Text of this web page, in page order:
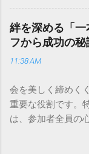
通運は企業間物流
向けの宅配サービ
目的に合わせた適
は、荷物の追跡確
手順まで、初めて
本全国に広範なネ
重量物や大型の荷
実績を誇ります。
絆を深める「一
フから成功の
11:38 AM
会を美しく締めく
重要な役割です。
は、参加者全員の
「手拍子のリズ